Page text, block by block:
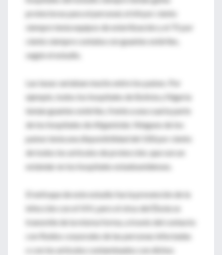
protectoras para el personal, el 64 por ciento
siempre tenía equipos de esterilización y el 75 por
ciento siempre contaba con guantes estériles,
según el estudio.
Las tasas variaban mucho entre los países. Por
ejemplo, todos los hospitales de Bolivia y Nigeria
tenían guantes estériles, frente a una cuarta parte
de los hospitales de Afganistán. Ninguno de los
países tenía una disponibilidad del 100 por ciento
de todos los artículos de protección, que son un
estándar en los hospitales estadounidenses.
El enfoque de este estudio fue la prevención de la
infección con el VIH, pero el virus del Ébola se
transmite de la misma forma, a través del contacto
con fluidos corporales de las personas infectadas
o con los artículos contaminados con dichos